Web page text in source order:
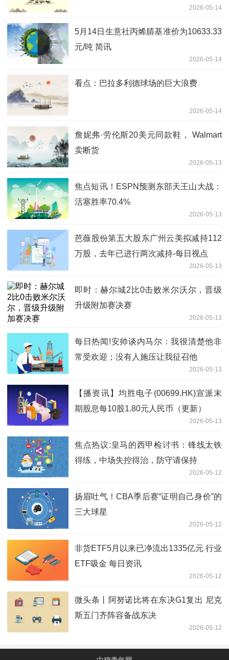
2026-05-14
5月14日生意社丙烯腈基准价为10633.33
元/吨 简讯
2026-05-14
看点：巴拉多利德球场的巨大浪费
2026-05-14
詹妮弗·劳伦斯20美元同款鞋， Walmart
卖断货
2026-05-13
焦点短讯！ESPN预测东部天王山大战：
活塞胜率70.4%
2026-05-13
芭薇股份第五大股东广州云美拟减持112
万股，去年已进行两次减持-每日视点
2026-05-13
即时：赫尔城2比0击败米尔沃尔，晋级
升级附加赛决赛
2026-05-13
每日热闻!安帅谈内马尔：我很清楚他非
常受欢迎；没有人施压让我征召他
2026-05-13
【播资讯】均胜电子(00699.HK)宣派末
期股息每10股1.80元人民币（更新）
2026-05-13
焦点热议:皇马的西甲检讨书：锋线太铁
得练，中场失控得治，防守请保持
2026-05-12
扬眉吐气！CBA季后赛“证明自己身价”的
三大球星
2026-05-12
非货ETF5月以来已净流出1335亿元 行业
ETF吸金 每日资讯
2026-05-12
微头条丨阿努诺比将在东决G1复出 尼克
斯五门齐阵容备战东决
2026-05-12